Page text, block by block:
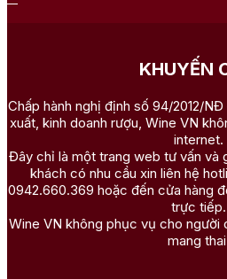
KHUYẾN
Chấp hành nghị định số 94/2012/
xuất, kinh doanh rượu, Wine VN
internet.
Đây chỉ là một trang web tư vấn và
khách có nhu cầu xin liên hệ
0942.660.369 hoặc đến cửa hàng
trực tiếp.
Wine VN không phục vụ cho người
mang